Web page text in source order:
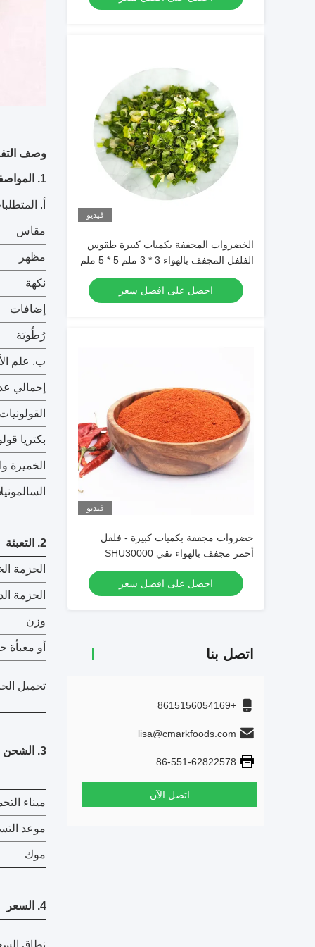
فيديو
الخضروات المجففة بكميات كبيرة طقوس
الفلفل المجفف بالهواء 3 * 3 ملم 5 * 5 ملم
مع اللون الطبيعي والذوق
احصل على افضل سعر
فيديو
خضروات مجففة بكميات كبيرة - فلفل
أحمر مجفف بالهواء نقي SHU30000
مسحوق فلفل أحمر حار مسحوق فلفل حار
احصل على افضل سعر
اتصل بنا
+8615156054169
lisa@cmarkfoods.com
86-551-62822578
اتصل الآن
وصف
1. المواصفات
أ.
مقاس
مظهر
نكهة
إضافات
رُطُوبَة
ب. علم
إجمالي
القولونيات
بكتريا
الخميرة
2. التعبئة
الحزمة
الحزمة
وزن
أو
تحميل
3. الشحن
ميناء
موعد
موك
4. السعر
نطاق